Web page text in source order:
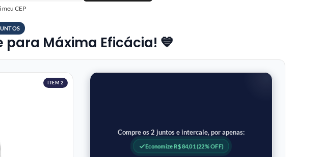
meu CEP
Máxima Eficácia! 💙
ITEM 2
Compre os 2 juntos e intercale, por apenas:
Economize R$ 84,01 (22% OFF)